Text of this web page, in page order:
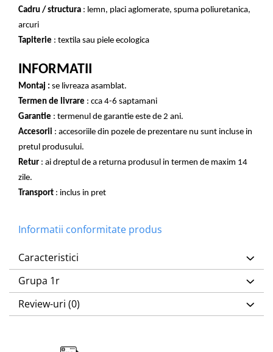
Cadru / structura : lemn, placi aglomerate, spuma poliuretanica,
arcuri
Tapiterie : textila sau piele ecologica
INFORMATII
Montaj : se livreaza asamblat.
Termen de livrare : cca 4-6 saptamani
Garantie : termenul de garantie este de 2 ani.
Accesorii : accesoriile din pozele de prezentare nu sunt incluse in
pretul produsului.
Retur : ai dreptul de a returna produsul in termen de maxim 14
zile.
Transport : inclus in pret
Informatii conformitate produs
Caracteristici
Grupa 1r
Review-uri (0)